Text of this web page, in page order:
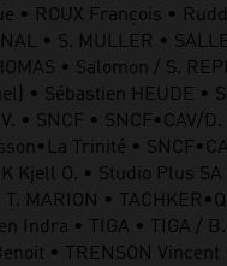
• ROUX François •
• S. MULLER •
• Salomon / S.
• Sébastien HEUDE •
• SNCF • SNCF•CAV/
Trinité •
O. • Studio Plus
MARION •
• TIGA • TIGA /
• TRENSON